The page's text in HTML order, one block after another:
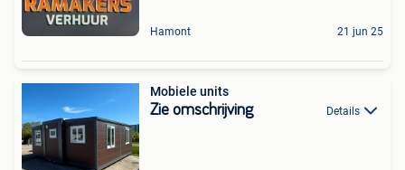
Hamont 21 jun 25
Mobiele units
Zie omschrijving Details